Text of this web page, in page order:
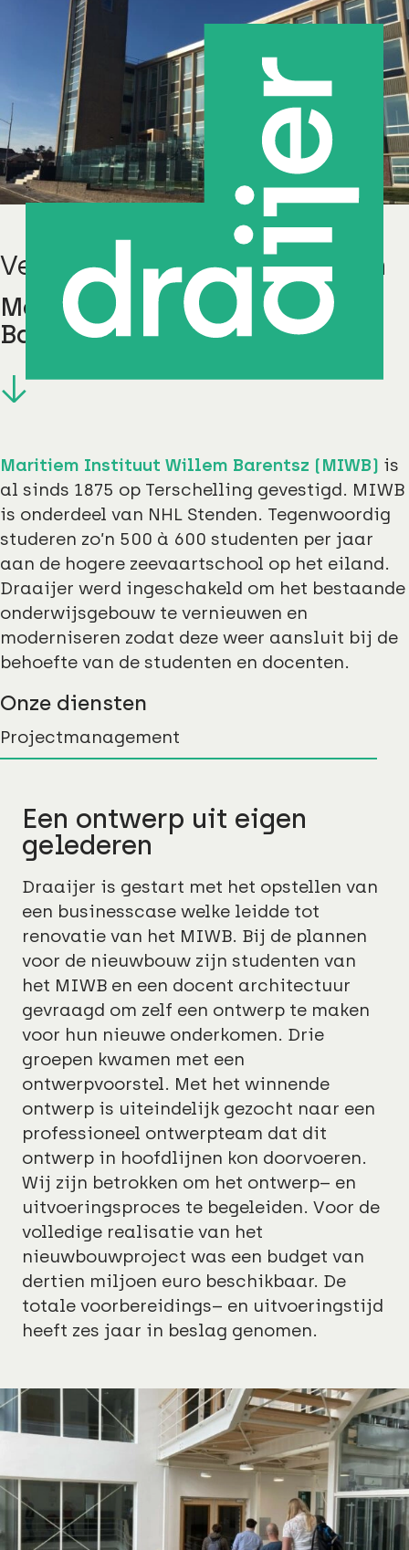
Vernieuwen en moderniseren
Maritiem Instituut Willem
Barentsz
Maritiem Instituut Willem Barentsz (MIWB) is
al sinds 1875 op Terschelling gevestigd. MIWB
is onderdeel van NHL Stenden. Tegenwoordig
studeren zo’n 500 à 600 studenten per jaar
aan de hogere zeevaartschool op het eiland.
Draaijer werd ingeschakeld om het bestaande
onderwijsgebouw te vernieuwen en
moderniseren zodat deze weer aansluit bij de
behoefte van de studenten en docenten.
Onze diensten
Projectmanagement
Een ontwerp uit eigen
gelederen
Draaijer is gestart met het opstellen van
een businesscase welke leidde tot
renovatie van het MIWB. Bij de plannen
voor de nieuwbouw zijn studenten van
het MIWB en een docent architectuur
gevraagd om zelf een ontwerp te maken
voor hun nieuwe onderkomen. Drie
groepen kwamen met een
ontwerpvoorstel. Met het winnende
ontwerp is uiteindelijk gezocht naar een
professioneel ontwerpteam dat dit
ontwerp in hoofdlijnen kon doorvoeren.
Wij zijn betrokken om het ontwerp– en
uitvoeringsproces te begeleiden. Voor de
volledige realisatie van het
nieuwbouwproject was een budget van
dertien miljoen euro beschikbaar. De
totale voorbereidings– en uitvoeringstijd
heeft zes jaar in beslag genomen.